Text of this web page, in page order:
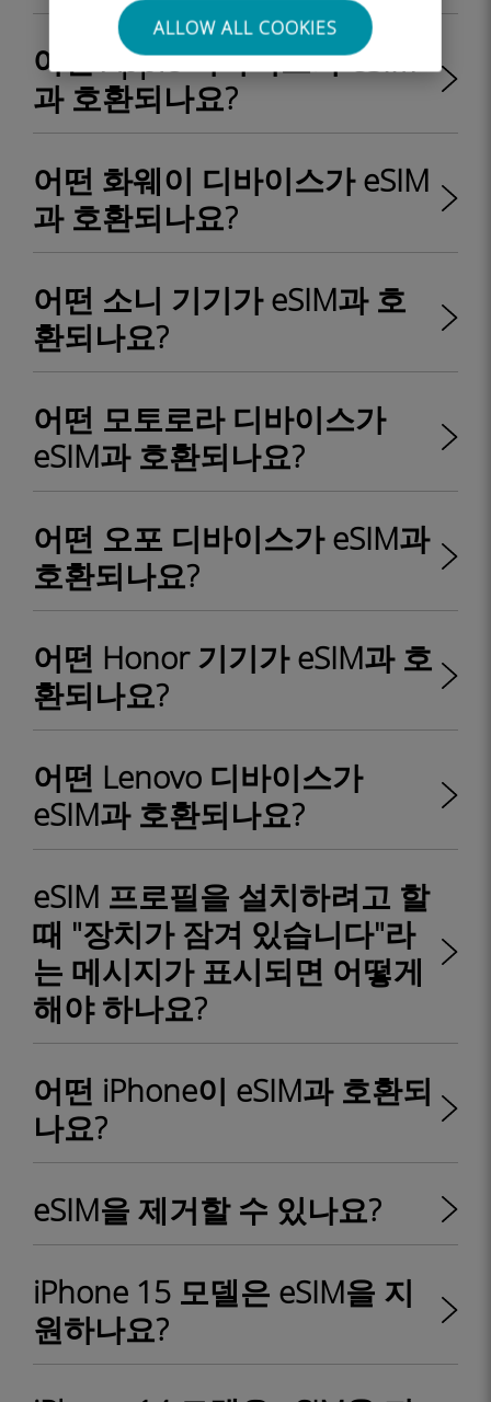
ALLOW ALL COOKIES
어떤 Apple 디바이스가 eSIM
과 호환되나요?
어떤 화웨이 디바이스가 eSIM
과 호환되나요?
어떤 소니 기기가 eSIM과 호
환되나요?
어떤 모토로라 디바이스가
eSIM과 호환되나요?
어떤 오포 디바이스가 eSIM과
호환되나요?
어떤 Honor 기기가 eSIM과 호
환되나요?
어떤 Lenovo 디바이스가
eSIM과 호환되나요?
eSIM 프로필을 설치하려고 할
때 "장치가 잠겨 있습니다"라
는 메시지가 표시되면 어떻게
해야 하나요?
어떤 iPhone이 eSIM과 호환되
나요?
eSIM을 제거할 수 있나요?
iPhone 15 모델은 eSIM을 지
원하나요?